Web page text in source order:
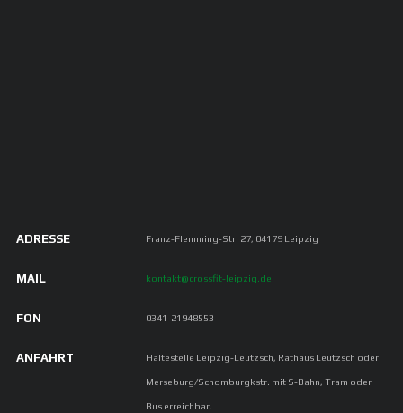
ADRESSE Franz-Flemming-Str. 27, 04179 Leipzig
MAIL kontakt@crossfit-leipzig.de
FON 0341-21948553
ANFAHRT Haltestelle Leipzig-Leutzsch, Rathaus Leutzsch oder
Merseburg/Schomburgkstr. mit S-Bahn, Tram oder
Bus erreichbar.